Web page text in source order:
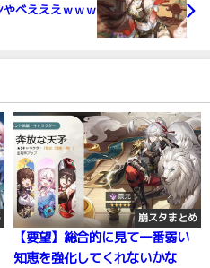
やべえええｗｗｗ
崩スタまとめ
【要望】総合的に見て一番弱い
知恵を強化してくれないかな